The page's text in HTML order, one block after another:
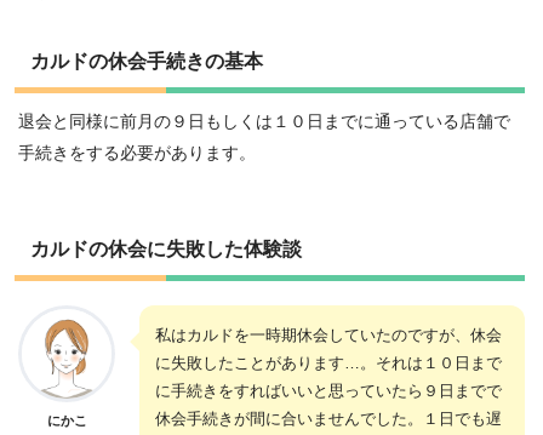
カルドの休会手続きの基本
退会と同様に前月の９日もしくは１０日までに通っている店舗で
手続きをする必要があります。
カルドの休会に失敗した体験談
にかこ
私はカルドを一時期休会していたのですが、休会
に失敗したことがあります…。それは１０日まで
に手続きをすればいいと思っていたら９日までで
休会手続きが間に合いませんでした。１日でも遅